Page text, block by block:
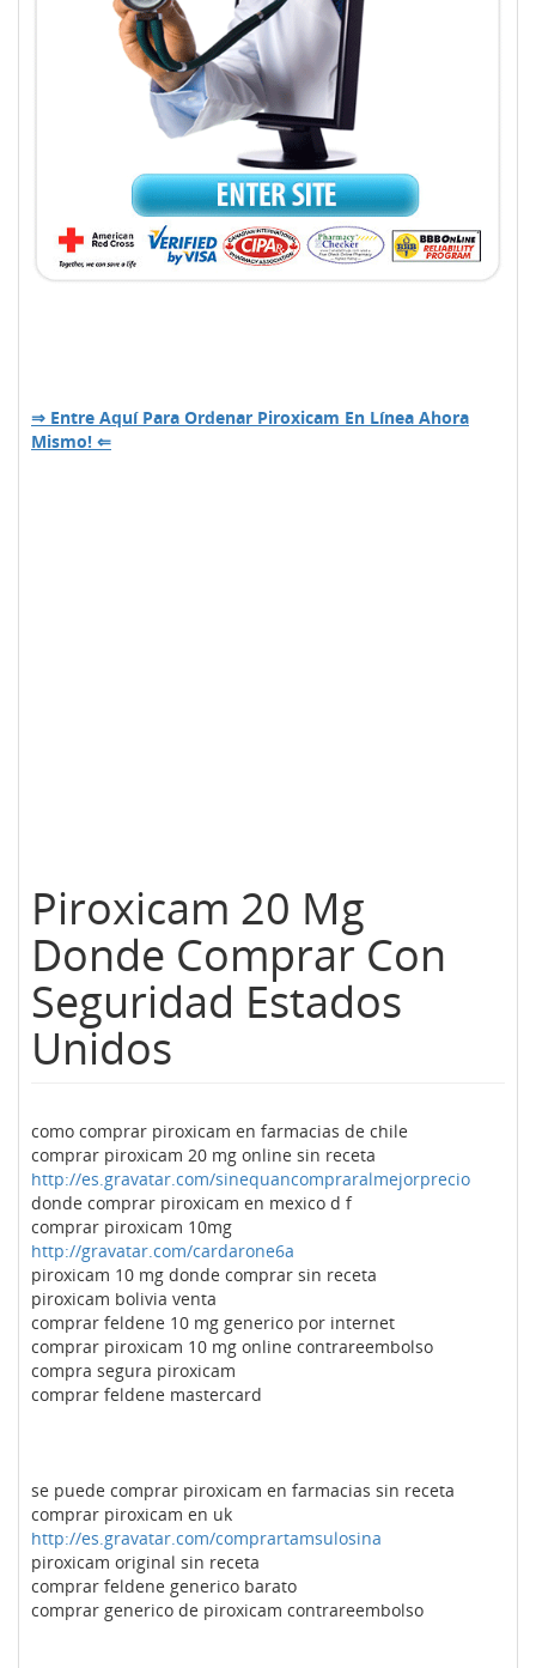
⇒ Entre Aquí Para Ordenar Piroxicam En Línea Ahora
Mismo! ⇐
Piroxicam 20 Mg
Donde Comprar Con
Seguridad Estados
Unidos
como comprar piroxicam en farmacias de chile
comprar piroxicam 20 mg online sin receta
http://es.gravatar.com/sinequancompraralmejorprecio
donde comprar piroxicam en mexico d f
comprar piroxicam 10mg
http://gravatar.com/cardarone6a
piroxicam 10 mg donde comprar sin receta
piroxicam bolivia venta
comprar feldene 10 mg generico por internet
comprar piroxicam 10 mg online contrareembolso
compra segura piroxicam
comprar feldene mastercard
se puede comprar piroxicam en farmacias sin receta
comprar piroxicam en uk
http://es.gravatar.com/comprartamsulosina
piroxicam original sin receta
comprar feldene generico barato
comprar generico de piroxicam contrareembolso